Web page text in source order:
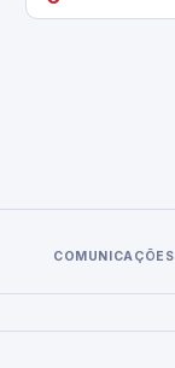
COMUNICAÇÕES